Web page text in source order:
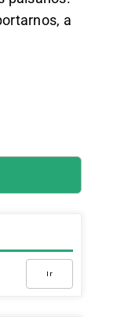
a
Ir